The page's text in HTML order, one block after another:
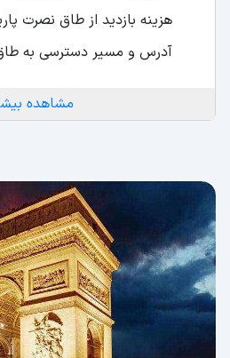
هزینه بازدید از طاق نصرت
آدرس و مسیر دسترسی به
مشاهده